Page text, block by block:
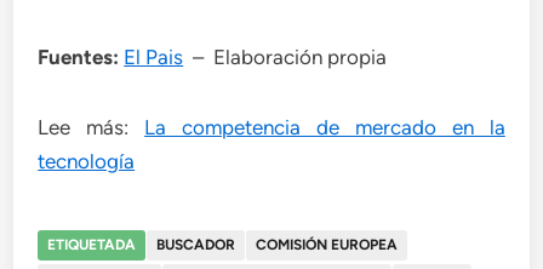
Fuentes: El Pais – Elaboración propia
Lee más: La competencia de mercado en la
tecnología
ETIQUETADA BUSCADOR
COMISIÓN EUROPEA